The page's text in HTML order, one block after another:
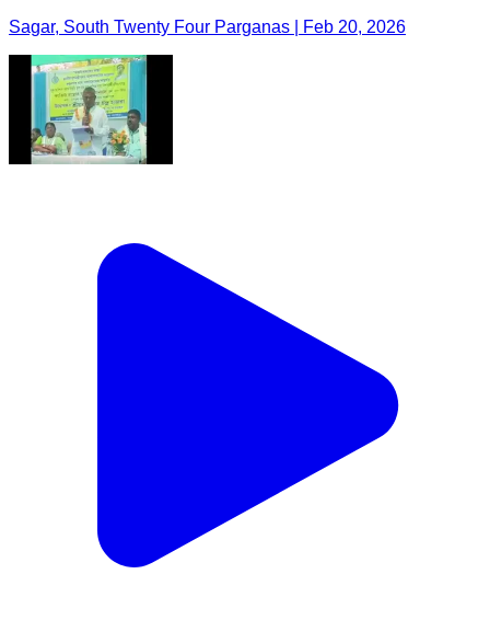
Sagar, South Twenty Four Parganas | Feb 20, 2026